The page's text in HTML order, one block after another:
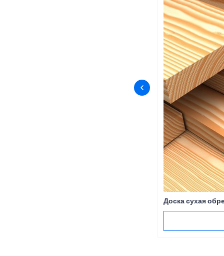
Доска сухая